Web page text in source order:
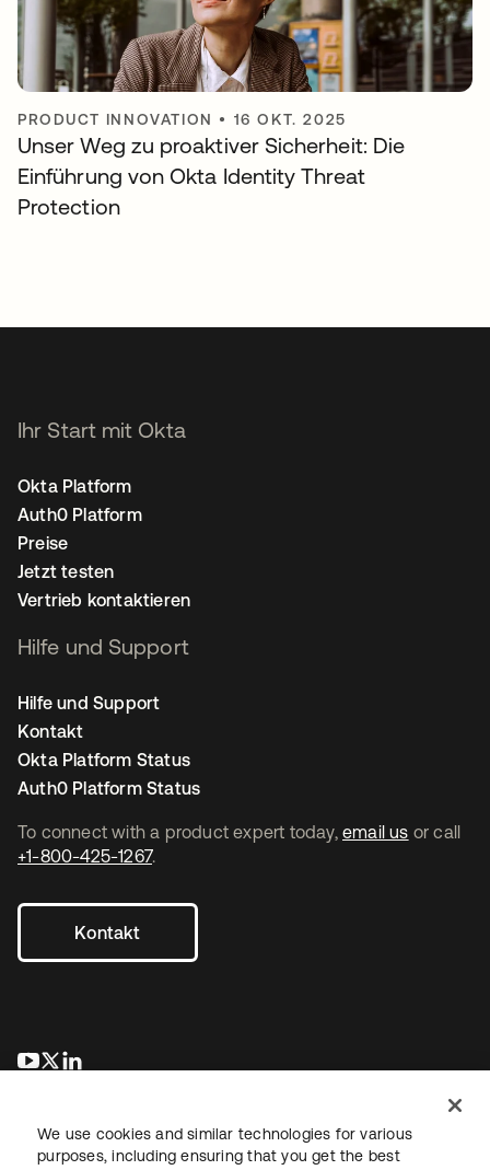
PRODUCT INNOVATION • 16 OKT. 2025
Unser Weg zu proaktiver Sicherheit: Die
Einführung von Okta Identity Threat
Protection
To connect with a product expert today, email us or call
+1-800-425-1267.
Kontakt
wird in einer neuen Registerkarte geöffnet
wird in einer neuen Registerkarte geöffnet
Ihr Start mit Okta
Okta Platform
Auth0 Platform
Preise
Jetzt testen
Vertrieb kontaktieren
Hilfe und Support
Hilfe und Support
Kontakt
Okta Platform Status
Auth0 Platform Status
We use cookies and similar technologies for various
purposes, including ensuring that you get the best